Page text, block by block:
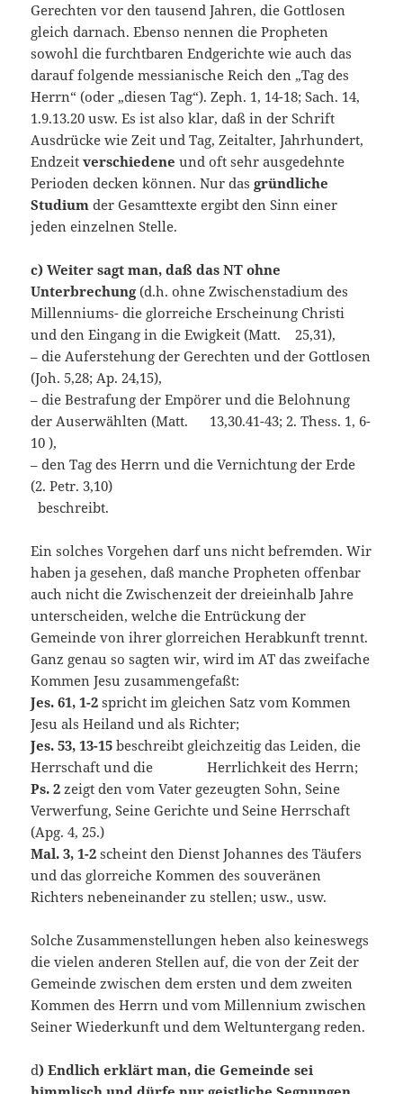
Gerechten vor den tausend Jahren, die Gottlosen
gleich darnach. Ebenso nennen die Propheten
sowohl die furchtbaren Endgerichte wie auch das
darauf folgende messianische Reich den „Tag des
Herrn“ (oder „diesen Tag“). Zeph. 1, 14-18; Sach. 14,
1.9.13.20 usw. Es ist also klar, daß in der Schrift
Ausdrücke wie Zeit und Tag, Zeitalter, Jahrhundert,
Endzeitverschiedene und oft sehr ausgedehnte
Perioden decken können. Nur dasgründliche
Studium der Gesamttexte ergibt den Sinn einer
jeden einzelnen Stelle.
c) Weiter sagt man, daß das NT ohne
Unterbrechung(d.h. ohne Zwischenstadium des
Millenniums- die glorreiche Erscheinung Christi
und den Eingang in die Ewigkeit (Matt. 25,31),
– die Auferstehung der Gerechten und der Gottlosen
(Joh. 5,28; Ap. 24,15),
– die Bestrafung der Empörer und die Belohnung
der Auserwählten (Matt. 13,30.41-43; 2. Thess. 1, 6-
10 ),
– den Tag des Herrn und die Vernichtung der Erde
(2. Petr. 3,10)
beschreibt.
Ein solches Vorgehen darf uns nicht befremden. Wir
haben ja gesehen, daß manche Propheten offenbar
auch nicht die Zwischenzeit der dreieinhalb Jahre
unterscheiden, welche die Entrückung der
Gemeinde von ihrer glorreichen Herabkunft trennt.
Ganz genau so sagten wir, wird im AT das zweifache
Kommen Jesu zusammengefaßt:
Jes. 61, 1-2 spricht im gleichen Satz vom Kommen
Jesu als Heiland und als Richter;
Jes. 53, 13-15 beschreibt gleichzeitig das Leiden, die
Herrschaft und die Herrlichkeit des Herrn;
Ps. 2 zeigt den vom Vater gezeugten Sohn, Seine
Verwerfung, Seine Gerichte und Seine Herrschaft
(Apg. 4, 25.)
Mal. 3, 1-2 scheint den Dienst Johannes des Täufers
und das glorreiche Kommen des souveränen
Richters nebeneinander zu stellen; usw., usw.
Solche Zusammenstellungen heben also keineswegs
die vielen anderen Stellen auf, die von der Zeit der
Gemeinde zwischen dem ersten und dem zweiten
Kommen des Herrn und vom Millennium zwischen
Seiner Wiederkunft und dem Weltuntergang reden.
d) Endlich erklärt man, die Gemeinde sei